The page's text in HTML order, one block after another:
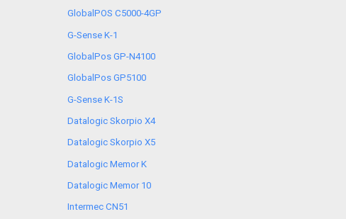
GlobalPOS C5000-4GP
G-Sense K-1
GlobalPos GP-N4100
GlobalPos GP5100
G-Sense K-1S
Datalogic Skorpio X4
Datalogic Skorpio X5
Datalogic Memor K
Datalogic Memor 10
Intermec CN51